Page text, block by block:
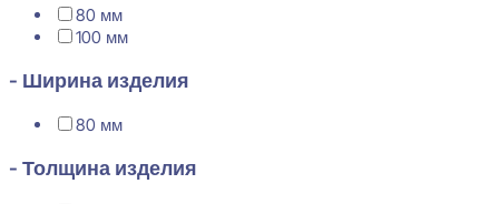
80 мм
100 мм
- Ширина изделия
80 мм
- Толщина изделия